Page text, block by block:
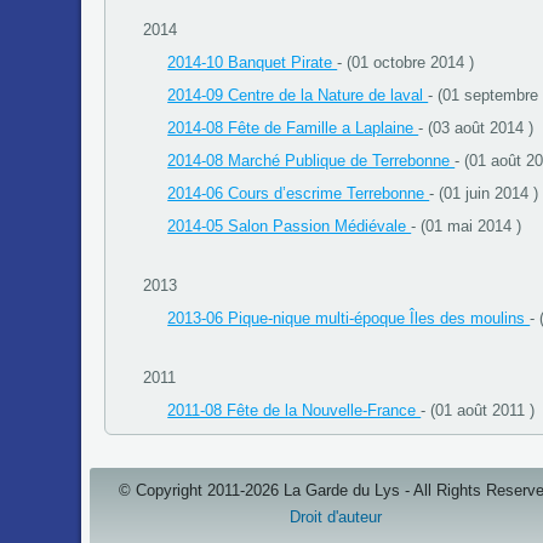
2014
2014-10 Banquet Pirate- (01 octobre 2014 )
2014-09 Centre de la Nature de laval- (01 septembre
2014-08 Fête de Famille a Laplaine- (03 août 2014 )
2014-08 Marché Publique de Terrebonne- (01 août
2014-06 Cours d’escrime Terrebonne- (01 juin 2014 )
2014-05 Salon Passion Médiévale- (01 mai 2014 )
2013
2013-06 Pique-nique multi-époque Îles des moulins-
2011
2011-08 Fête de la Nouvelle-France- (01 août 2011 )
© Copyright 2011-2026 La Garde du Lys - All Rights
Droit d'auteur